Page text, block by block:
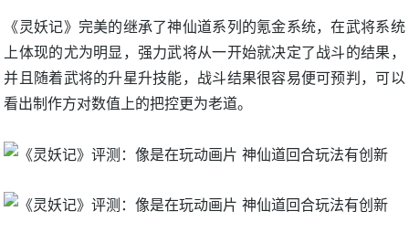
《灵妖记》完美的继承了神仙道系列的氪金系统，在武将系统
上体现的尤为明显，强力武将从一开始就决定了战斗的结果，
并且随着武将的升星升技能，战斗结果很容易便可预判，可以
看出制作方对数值上的把控更为老道。